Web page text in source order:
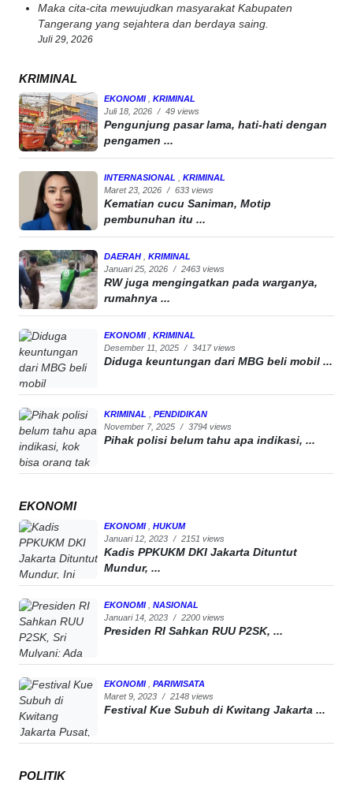
Maka cita-cita mewujudkan masyarakat Kabupaten
Tangerang yang sejahtera dan berdaya saing.
Juli 29, 2026
KRIMINAL
EKONOMI
KRIMINAL
Juli 18, 2026 / 49 views
Pengunjung pasar lama, hati-hati dengan
pengamen ...
INTERNASIONAL
KRIMINAL
Maret 23, 2026 / 633 views
Kematian cucu Saniman, Motip
pembunuhan itu ...
DAERAH
KRIMINAL
Januari 25, 2026 / 2463 views
RW juga mengingatkan pada warganya,
rumahnya ...
EKONOMI
KRIMINAL
Desember 11, 2025 / 3417 views
Diduga keuntungan dari MBG beli mobil ...
KRIMINAL
PENDIDIKAN
November 7, 2025 / 3794 views
Pihak polisi belum tahu apa indikasi, ...
EKONOMI
EKONOMI
HUKUM
Januari 12, 2023 / 2151 views
Kadis PPKUKM DKI Jakarta Dituntut
Mundur, ...
EKONOMI
NASIONAL
Januari 14, 2023 / 2200 views
Presiden RI Sahkan RUU P2SK, ...
EKONOMI
PARIWISATA
Maret 9, 2023 / 2148 views
Festival Kue Subuh di Kwitang Jakarta ...
POLITIK